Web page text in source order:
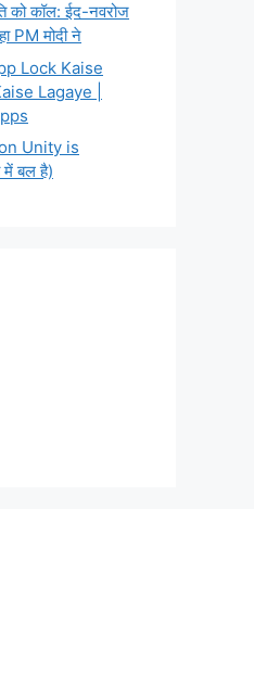
को कॉल: ईद-नवरोज
PM मोदी ने
Lock Kaise
Lagaye |
Unity is
बल है)